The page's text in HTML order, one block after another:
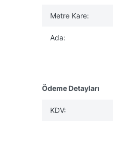
Metre Kare:
Ada:
Ödeme Detayları
KDV: